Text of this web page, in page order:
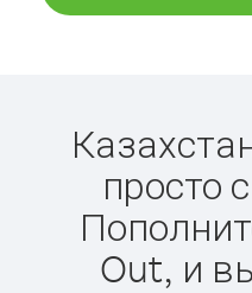
просто
Out, и